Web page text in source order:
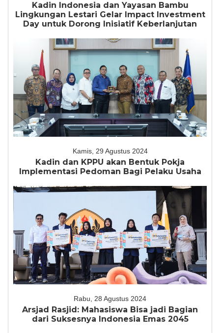
Kadin Indonesia dan Yayasan Bambu
Lingkungan Lestari Gelar Impact Investment
Day untuk Dorong Inisiatif Keberlanjutan
Kamis, 29 Agustus 2024
Kadin dan KPPU akan Bentuk Pokja
Implementasi Pedoman Bagi Pelaku Usaha
Rabu, 28 Agustus 2024
Arsjad Rasjid: Mahasiswa Bisa jadi Bagian
dari Suksesnya Indonesia Emas 2045